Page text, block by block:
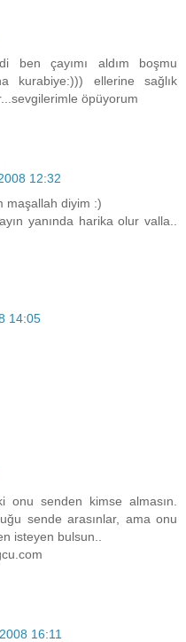
ben çayımı aldım boşmu
kurabiye:))) ellerine sağlık
öpüyorum
12:32
maşallah diyim :)
yanında harika olur valla..
14:05
senden kimse almasın.
sende arasınlar, ama onu
isteyen bulsun..
16:11